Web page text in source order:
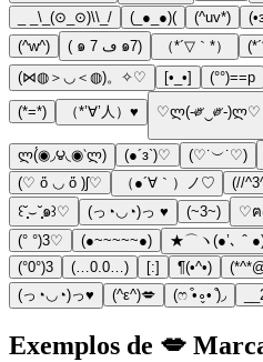
_ _\_(⊙_⊙)\\_/
(_●_●)( (^uv*)
(^w^)
( ๑ ڡ 7 ๑7) （*´▽｀*）
(⋈◍＞◡＜◍)。✧♡
[•_•] (°°)==p
(*=*) （*’∀’人）♥ ♡ლ(-༗‿༗-)ლ♡ l
ლ(́◉◞౪◟◉‵ლ) (●´з`)♡ (♡˙︶˙♡)
(♡ ὅ ◡ ὅ )ʃ♡
（●´∀｀）ノ♡ (//
꒰˘̩̩̩⌣˘̩̩̩๑꒱♡
(っ◔◡◔)っ ♥ (~3~) ♡ฅ
(° °)3♡
(●~~~~~●) ★⌒ヽ(●’､＾
(°0°)3
(…0.0…) [:] ¶(•^•)
(っ◔◡◔)っ♥
(^ε^)💋 (ෆ ͒•∘̬• ͒)◞
Exemplos de 💋